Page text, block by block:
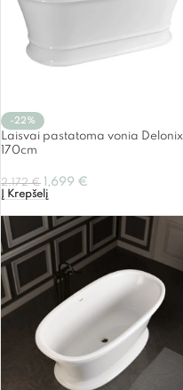
-22%
Laisvai pastatoma vonia Delonix
170cm
2,172€ 1,699 €
Į Krepšelį